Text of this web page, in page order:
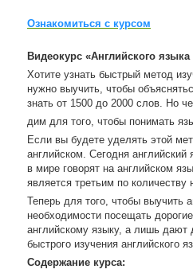
Ознакомиться с курсом
Видеокурс «Английского
Хотите узнать быстрый метод
нужно выучить, чтобы
знать от 1500 до 2000 слов. Но
дим для того, чтобы понимать
Если вы будете уделять этой
английском. Сегодня
в мире говорят на английском
является третьим по
Теперь для того, чтобы выучить
необходимости посещать
английскому языку, а лишь дают
быстрого изучения английского
Содержание курса: